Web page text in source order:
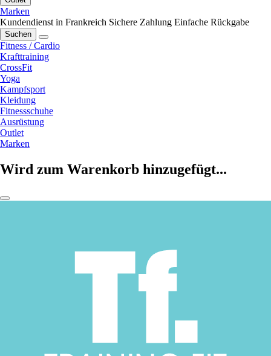
Marken
Kundendienst in Frankreich Sichere Zahlung Einfache Rückgabe
Suchen
Fitness / Cardio
Krafttraining
CrossFit
Yoga
Kampfsport
Kleidung
Fitnessschuhe
Ausrüstung
Outlet
Marken
Wird zum Warenkorb hinzugefügt...